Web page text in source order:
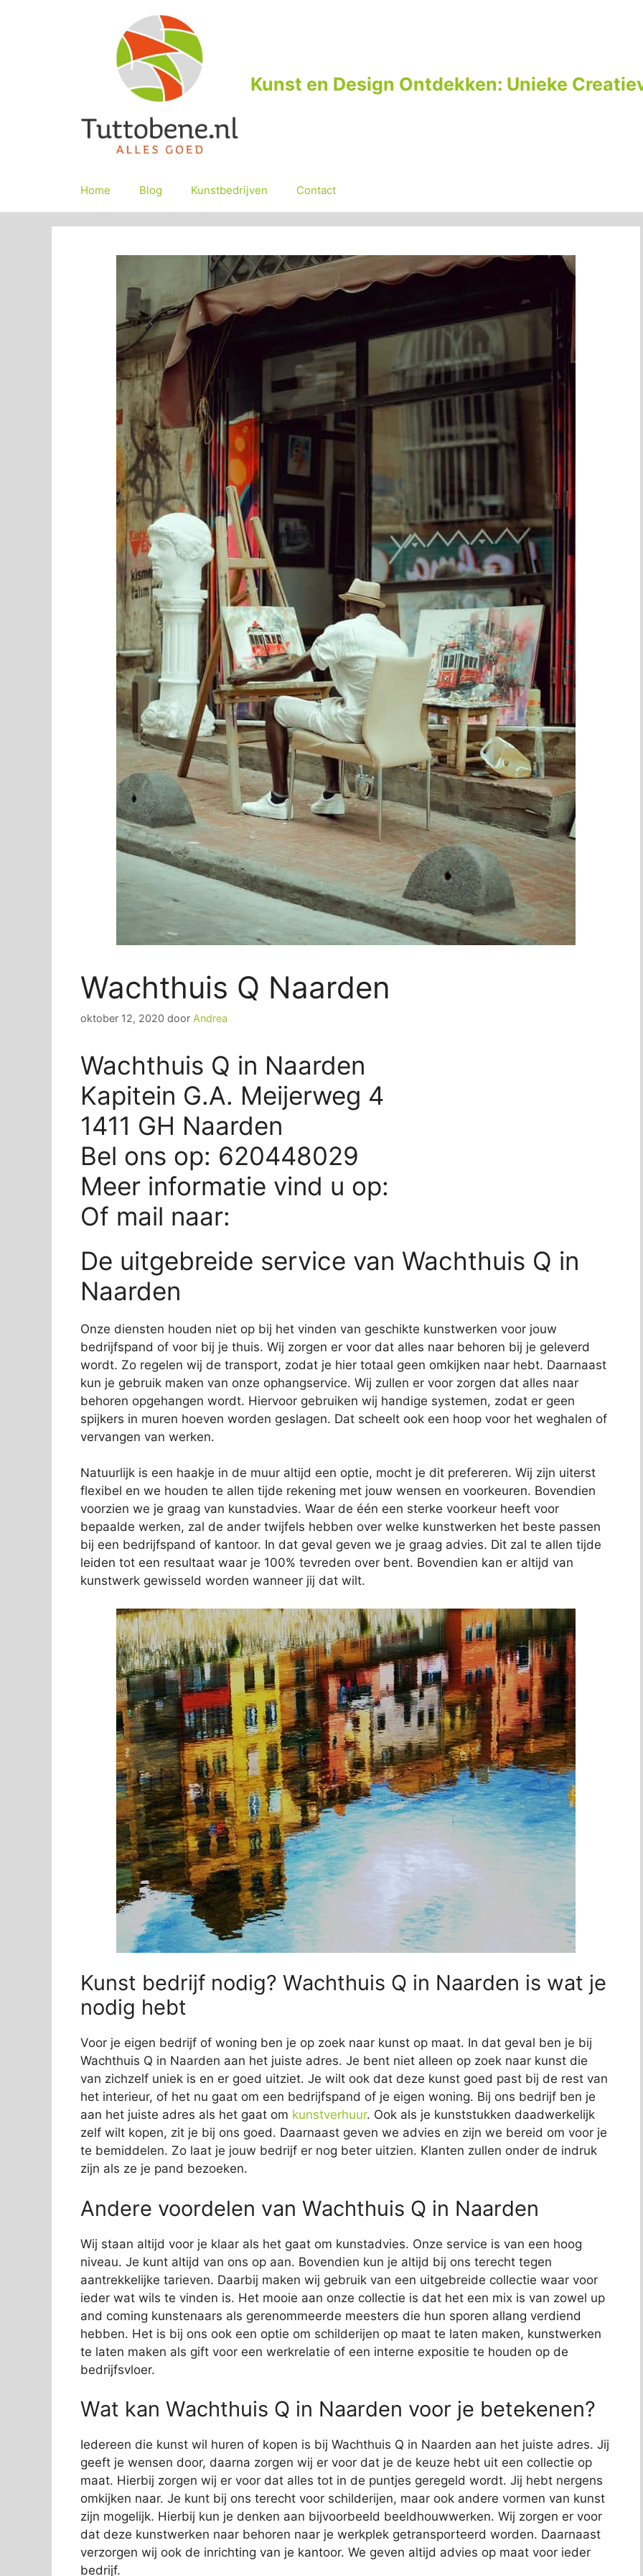
Kunst en Design Ontdekken: Unieke
Home Blog Kunstbedrijven Contact
Wachthuis Q Naarden
oktober 12, 2020 door Andrea
Wachthuis Q in Naarden
Kapitein G.A. Meijerweg 4
1411 GH Naarden
Bel ons op: 620448029
Meer informatie vind u op:
Of mail naar:
De uitgebreide service van Wachthuis Q in
Naarden
Onze diensten houden niet op bij het vinden van geschikte kunstwerken voor jouw
bedrijfspand of voor bij je thuis. Wij zorgen er voor dat alles naar behoren bij je geleverd
wordt. Zo regelen wij de transport, zodat je hier totaal geen omkijken naar hebt. Daarnaast
kun je gebruik maken van onze ophangservice. Wij zullen er voor zorgen dat alles naar
behoren opgehangen wordt. Hiervoor gebruiken wij handige systemen, zodat er geen
spijkers in muren hoeven worden geslagen. Dat scheelt ook een hoop voor het weghalen of
vervangen van werken.
Natuurlijk is een haakje in de muur altijd een optie, mocht je dit prefereren. Wij zijn uiterst
flexibel en we houden te allen tijde rekening met jouw wensen en voorkeuren. Bovendien
voorzien we je graag van kunstadvies. Waar de één een sterke voorkeur heeft voor
bepaalde werken, zal de ander twijfels hebben over welke kunstwerken het beste passen
bij een bedrijfspand of kantoor. In dat geval geven we je graag advies. Dit zal te allen tijde
leiden tot een resultaat waar je 100% tevreden over bent. Bovendien kan er altijd van
kunstwerk gewisseld worden wanneer jij dat wilt.
Kunst bedrijf nodig? Wachthuis Q in Naarden is wat je
nodig hebt
Voor je eigen bedrijf of woning ben je op zoek naar kunst op maat. In dat geval ben je bij
Wachthuis Q in Naarden aan het juiste adres. Je bent niet alleen op zoek naar kunst die
van zichzelf uniek is en er goed uitziet. Je wilt ook dat deze kunst goed past bij de rest van
het interieur, of het nu gaat om een bedrijfspand of je eigen woning. Bij ons bedrijf ben je
aan het juiste adres als het gaat om kunstverhuur. Ook als je kunststukken daadwerkelijk
zelf wilt kopen, zit je bij ons goed. Daarnaast geven we advies en zijn we bereid om voor je
te bemiddelen. Zo laat je jouw bedrijf er nog beter uitzien. Klanten zullen onder de indruk
zijn als ze je pand bezoeken.
Andere voordelen van Wachthuis Q in Naarden
Wij staan altijd voor je klaar als het gaat om kunstadvies. Onze service is van een hoog
niveau. Je kunt altijd van ons op aan. Bovendien kun je altijd bij ons terecht tegen
aantrekkelijke tarieven. Daarbij maken wij gebruik van een uitgebreide collectie waar voor
ieder wat wils te vinden is. Het mooie aan onze collectie is dat het een mix is van zowel up
and coming kunstenaars als gerenommeerde meesters die hun sporen allang verdiend
hebben. Het is bij ons ook een optie om schilderijen op maat te laten maken, kunstwerken
te laten maken als gift voor een werkrelatie of een interne expositie te houden op de
bedrijfsvloer.
Wat kan Wachthuis Q in Naarden voor je betekenen?
Iedereen die kunst wil huren of kopen is bij Wachthuis Q in Naarden aan het juiste adres. Jij
geeft je wensen door, daarna zorgen wij er voor dat je de keuze hebt uit een collectie op
maat. Hierbij zorgen wij er voor dat alles tot in de puntjes geregeld wordt. Jij hebt nergens
omkijken naar. Je kunt bij ons terecht voor schilderijen, maar ook andere vormen van kunst
zijn mogelijk. Hierbij kun je denken aan bijvoorbeeld beeldhouwwerken. Wij zorgen er voor
dat deze kunstwerken naar behoren naar je werkplek getransporteerd worden. Daarnaast
verzorgen wij ook de inrichting van je kantoor. We geven altijd advies op maat voor ieder
bedrijf.